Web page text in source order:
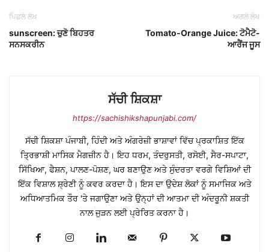
ਪਿਛਲੇ ਲੇਖ
sunscreen: ਚੁਣੋ ਬਿਹਤਰ
ਸਨਸਕਰੀਨ
ਅਗਲੇ ਲੇਖ
Tomato-Orange Juice: ਟੋਮੈਟੋ-
ਆਰੈਂਜ ਜੂਸ
ਸੱਚੀ ਸ਼ਿਕਸ਼ਾ
https://sachishikshapunjabi.com/
ਸੱਚੀ ਸ਼ਿਕਸ਼ਾ ਪੰਜਾਬੀ, ਹਿੰਦੀ ਅਤੇ ਅੰਗਰੇਜ਼ੀ ਭਾਸ਼ਾਵਾਂ ਵਿੱਚ ਪ੍ਰਕਾਸ਼ਿਤ ਇੱਕ
ਤ੍ਰਿਭਾਸ਼ੀ ਮਾਸਿਕ ਮੈਗਜ਼ੀਨ ਹੈ। ਇਹ ਧਰਮ, ਤੰਦਰੁਸਤੀ, ਰਸੋਈ, ਸੈਰ-ਸਪਾਟਾ,
ਸਿੱਖਿਆ, ਫੈਸ਼ਨ, ਪਾਲਣ-ਪੋਸ਼ਣ, ਘਰ ਬਣਾਉਣ ਅਤੇ ਸੁੰਦਰਤਾ ਵਰਗੇ ਵਿਸ਼ਿਆਂ ਦੀ
ਇੱਕ ਵਿਸ਼ਾਲ ਸ਼੍ਰੇਣੀ ਨੂੰ ਕਵਰ ਕਰਦਾ ਹੈ। ਇਸ ਦਾ ਉਦੇਸ਼ ਲੋਕਾਂ ਨੂੰ ਸਮਾਜਿਕ ਅਤੇ
ਅਧਿਆਤਮਿਕ ਤੌਰ 'ਤੇ ਜਗਾਉਣਾ ਅਤੇ ਉਨ੍ਹਾਂ ਦੀ ਆਤਮਾ ਦੀ ਅੰਦਰੂਨੀ ਸ਼ਕਤੀ
ਨਾਲ ਜੁੜਨ ਲਈ ਪ੍ਰੇਰਿਤ ਕਰਨਾ ਹੈ।